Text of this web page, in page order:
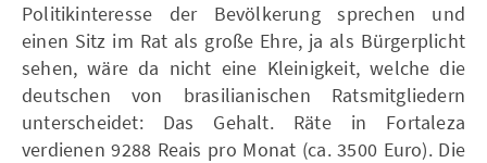
Politikinteresse der Bevölkerung sprechen und
einen Sitz im Rat als große Ehre, ja als Bürgerplicht
sehen, wäre da nicht eine Kleinigkeit, welche die
deutschen von brasilianischen Ratsmitgliedern
unterscheidet: Das Gehalt. Räte in Fortaleza
verdienen 9288 Reais pro Monat (ca. 3500 Euro). Die